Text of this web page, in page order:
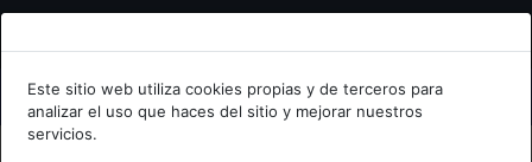
Bienvenid@ a psiquiatria.com
Escribe tu Email
Este sitio web utiliza cookies propias y de terceros para
analizar el uso que haces del sitio y mejorar nuestros
servicios.